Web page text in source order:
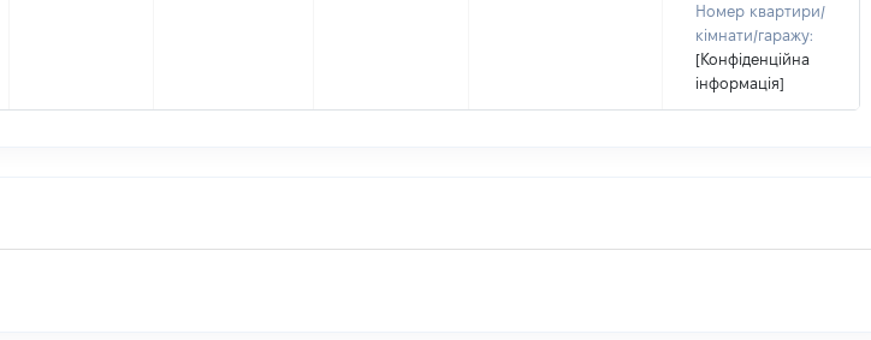
Номер квартири/
кімнати/гаражу:
[Конфіденційна
інформація]